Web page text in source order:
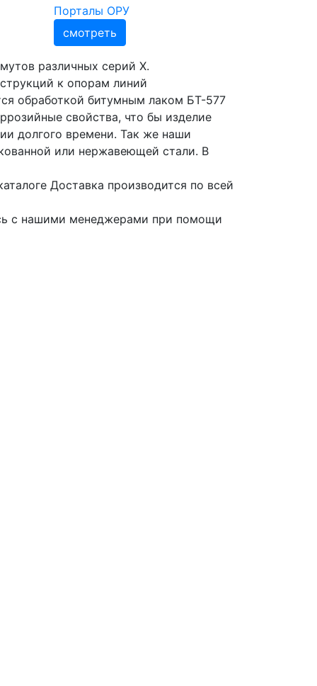
Порталы ОРУ
смотреть
различных серий Х.
к опорам линий
обработкой битумным лаком БТ-577
свойства, что бы изделие
долгого времени. Так же наши
или нержавеющей стали. В
Доставка производится по всей
с нашими менеджерами при помощи